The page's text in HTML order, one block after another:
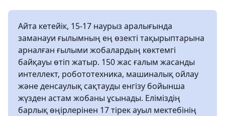
Айта кетейік, 15-17 наурыз аралығында
заманауи ғылымның ең өзекті тақырыптарына
арналған ғылыми жобалардың көктемгі
байқауы өтіп жатыр. 150 жас ғалым жасанды
интеллект, робототехника, машиналық ойлау
және денсаулық сақтауды енгізу бойынша
жүзден астам жобаны ұсынады. Еліміздің
барлық өңірлерінен 17 тірек ауыл мектебінің